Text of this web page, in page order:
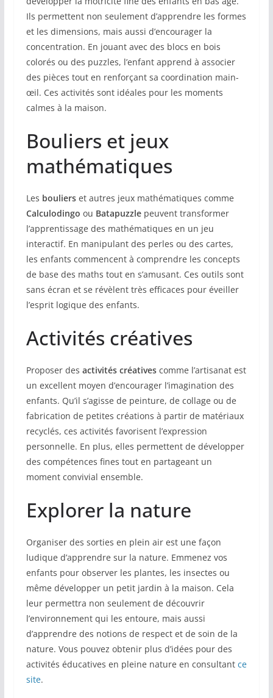
Ils permettent non seulement d’apprendre les formes
et les dimensions, mais aussi d’encourager la
concentration. En jouant avec des blocs en bois
colorés ou des puzzles, l’enfant apprend à associer
des pièces tout en renforçant sa coordination main-
œil. Ces activités sont idéales pour les moments
calmes à la maison.
Bouliers et jeux
mathématiques
Les boulierset autres jeux mathématiques comme
Calculodingo ou Batapuzzlepeuvent transformer
l’apprentissage des mathématiques en un jeu
interactif. En manipulant des perles ou des cartes,
les enfants commencent à comprendre les concepts
de base des maths tout en s’amusant. Ces outils sont
sans écran et se révèlent très efficaces pour éveiller
l’esprit logique des enfants.
Activités créatives
Proposer des activités créativescomme l’artisanat est
un excellent moyen d’encourager l’imagination des
enfants. Qu’il s’agisse de peinture, de collage ou de
fabrication de petites créations à partir de matériaux
recyclés, ces activités favorisent l’expression
personnelle. En plus, elles permettent de développer
des compétences fines tout en partageant un
moment convivial ensemble.
Explorer la nature
Organiser des sorties en plein air est une façon
ludique d’apprendre sur la nature. Emmenez vos
enfants pour observer les plantes, les insectes ou
même développer un petit jardin à la maison. Cela
leur permettra non seulement de découvrir
l’environnement qui les entoure, mais aussi
d’apprendre des notions de respect et de soin de la
nature. Vous pouvez obtenir plus d’idées pour des
activités éducatives en pleine nature en consultant ce
site.